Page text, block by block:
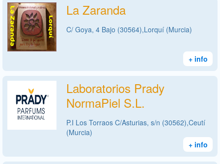
La Zaranda
C/ Goya, 4 Bajo (30564),Lorquí (Murcia)
+ info
Laboratorios Prady
NormaPiel S.L.
P.I Los Torraos C/Asturias, s/n (30562),Ceutí
(Murcia)
+ info